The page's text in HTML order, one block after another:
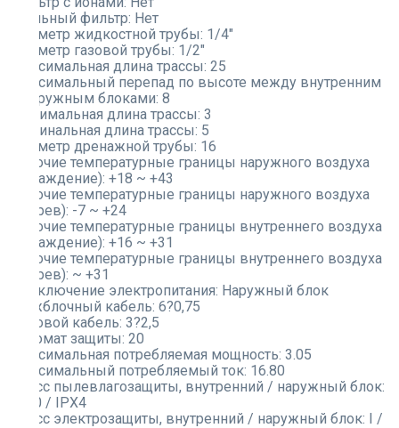
Угольный фильтр: Нет
Диаметр жидкостной трубы: 1/4"
Диаметр газовой трубы: 1/2"
Максимальная длина трассы: 25
Максимальный перепад по высоте между внутренним
и наружным блоками: 8
Минимальная длина трассы: 3
Номинальная длина трассы: 5
Диаметр дренажной трубы: 16
Рабочие температурные границы наружного воздуха
(охлаждение): +18 ~ +43
Рабочие температурные границы наружного воздуха
(нагрев): -7 ~ +24
Рабочие температурные границы внутреннего воздуха
(охлаждение): +16 ~ +31
Рабочие температурные границы внутреннего воздуха
(нагрев): ~ +31
Подключение электропитания: Наружный блок
Межблочный кабель: 6?0,75
Силовой кабель: 3?2,5
Автомат защиты: 20
Максимальная потребляемая мощность: 3.05
Максимальный потребляемый ток: 16.80
Класс пылевлагозащиты, внутренний / наружный блок:
IPX0 / IPX4
Класс электрозащиты, внутренний / наружный блок: I /